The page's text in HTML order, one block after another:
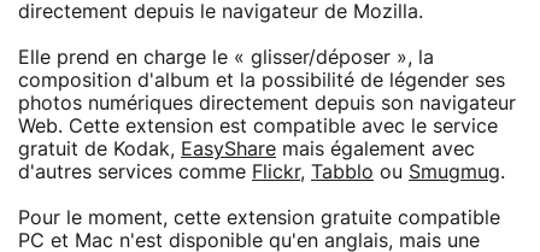
directement depuis le navigateur de Mozilla.
Elle prend en charge le « glisser/déposer », la
composition d'album et la possibilité de légender ses
photos numériques directement depuis son navigateur
Web. Cette extension est compatible avec le service
gratuit de Kodak, EasyShare mais également avec
d'autres services comme Flickr, Tabblo ou Smugmug.
Pour le moment, cette extension gratuite compatible
PC et Mac n'est disponible qu'en anglais, mais une